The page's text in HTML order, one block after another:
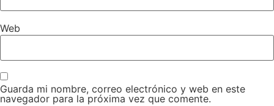
Web
Guarda mi nombre, correo electrónico y web en este
navegador para la próxima vez que comente.